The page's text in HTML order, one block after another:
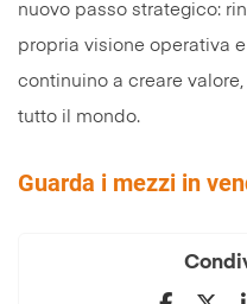
nuovo passo strategico:
propria visione operativa
continuino a creare
tutto il mondo.
Guarda i mezzi in